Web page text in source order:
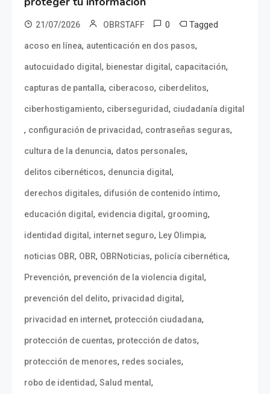
21/07/2026 OBRSTAFF 0 Tagged
acoso en línea, autenticación en dos pasos,
autocuidado digital , bienestar digital , capacitación,
capturas de pantalla, ciberacoso, ciberdelitos,
ciberhostigamiento, ciberseguridad, ciudadanía digital
, configuración de privacidad, contraseñas seguras,
cultura de la denuncia, datos personales,
delitos cibernéticos, denuncia digital ,
derechos digitales, difusión de contenido íntimo,
educación digital , evidencia digital , grooming,
identidad digital , internet seguro, Ley Olimpia,
noticias OBR, OBR, OBRNoticias, policía cibernética,
Prevención, prevención de la violencia digital ,
prevención del delito, privacidad digital ,
privacidad en internet, protección ciudadana,
protección de cuentas, protección de datos,
protección de menores, redes sociales,
robo de identidad, Salud mental ,